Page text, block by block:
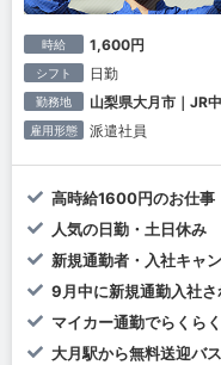
時給 1,600円
シフト 日勤
勤務地 山梨県大月市｜JR
雇用形態 派遣社員
高時給1600円のお仕
人気の日勤・土日休み
新規通勤者・入社キャ
9月中に新規通勤入社
マイカー通勤でらくら
大月駅から無料送迎バ